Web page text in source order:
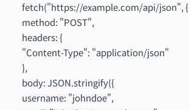
fetch("https://example.com/api/json", {
method: "POST",
headers: {
"Content-Type": "application/json"
},
body: JSON.stringify({
username: "johndoe",